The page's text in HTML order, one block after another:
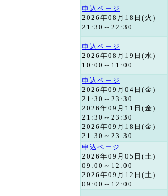
申込ページ
2026年08月18日(火)
21:30～22:30
申込ページ
2026年08月19日(水)
10:00～11:00
申込ページ
2026年09月04日(金)
21:30～23:30
2026年09月11日(金)
21:30～23:30
2026年09月18日(金)
21:30～23:30
申込ページ
2026年09月05日(土)
09:00～12:00
2026年09月12日(土)
09:00～12:00